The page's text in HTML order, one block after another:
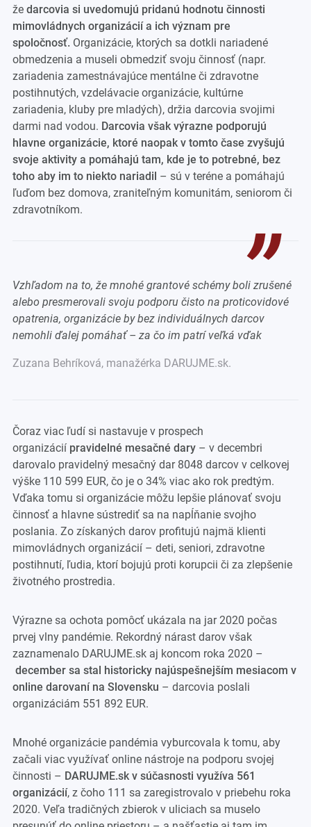
že darcovia si uvedomujú pridanú hodnotu činnosti
mimovládnych organizácií a ich význam pre
spoločnosť. Organizácie, ktorých sa dotkli nariadené
obmedzenia a museli obmedziť svoju činnosť (napr.
zariadenia zamestnávajúce mentálne či zdravotne
postihnutých, vzdelávacie organizácie, kultúrne
zariadenia, kluby pre mladých), držia darcovia svojimi
darmi nad vodou. Darcovia však výrazne podporujú
hlavne organizácie, ktoré naopak v tomto čase zvyšujú
svoje aktivity a pomáhajú tam, kde je to potrebné, bez
toho aby im to niekto nariadil – sú v teréne a pomáhajú
ľuďom bez domova, zraniteľným komunitám, seniorom či
zdravotníkom.
Vzhľadom na to, že mnohé grantové schémy boli zrušené
alebo presmerovali svoju podporu čisto na proticovidové
opatrenia, organizácie by bez individuálnych darcov
nemohli ďalej pomáhať – za čo im patrí veľká vďak
Zuzana Behríková, manažérka DARUJME.sk.
Čoraz viac ľudí si nastavuje v prospech
organizácií pravidelné mesačné dary – v decembri
darovalo pravidelný mesačný dar 8048 darcov v celkovej
výške 110 599 EUR, čo je o 34% viac ako rok predtým.
Vďaka tomu si organizácie môžu lepšie plánovať svoju
činnosť a hlavne sústrediť sa na napĺňanie svojho
poslania. Zo získaných darov profitujú najmä klienti
mimovládnych organizácií – deti, seniori, zdravotne
postihnutí, ľudia, ktorí bojujú proti korupcii či za zlepšenie
životného prostredia.
Výrazne sa ochota pomôcť ukázala na jar 2020 počas
prvej vlny pandémie. Rekordný nárast darov však
zaznamenalo DARUJME.sk aj koncom roka 2020 –
december sa stal historicky najúspešnejším mesiacom v
online darovaní na Slovensku – darcovia poslali
organizáciám 551 892 EUR.
Mnohé organizácie pandémia vyburcovala k tomu, aby
začali viac využívať online nástroje na podporu svojej
činnosti – DARUJME.sk v súčasnosti využíva 561
organizácií, z čoho 111 sa zaregistrovalo v priebehu roka
2020. Veľa tradičných zbierok v uliciach sa muselo